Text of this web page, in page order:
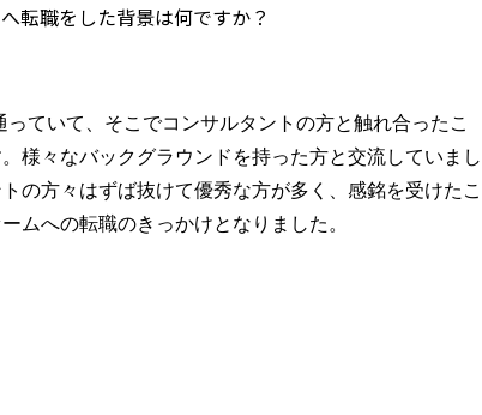
転職をした背景は何ですか？
ていて、そこでコンサルタントの方と触れ合ったこ
様々なバックグラウンドを持った方と交流していまし
の方々はずば抜けて優秀な方が多く、感銘を受けたこ
ムへの転職のきっかけとなりました。